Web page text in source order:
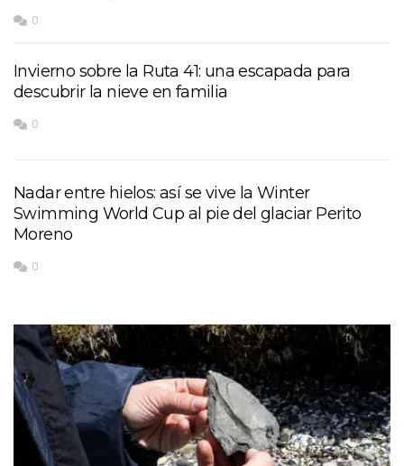
0
Invierno sobre la Ruta 41: una escapada para
descubrir la nieve en familia
0
Nadar entre hielos: así se vive la Winter
Swimming World Cup al pie del glaciar Perito
Moreno
0